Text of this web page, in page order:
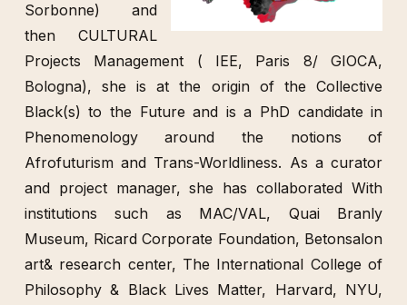
Sorbonne) and
then CULTURAL
Projects Management ( IEE, Paris 8/ GIOCA,
Bologna), she is at the origin of the Collective
Black(s) to the Future and is a PhD candidate in
Phenomenology around the notions of
Afrofuturism and Trans-Worldliness. As a curator
and project manager, she has collaborated With
institutions such as MAC/VAL, Quai Branly
Museum, Ricard Corporate Foundation, Betonsalon
art& research center, The International College of
Philosophy & Black Lives Matter, Harvard, NYU,